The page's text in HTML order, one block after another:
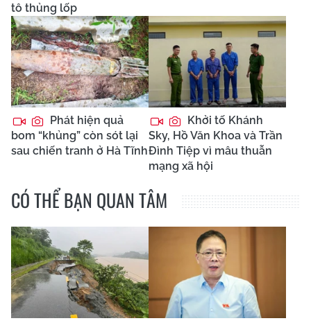
tô thủng lốp
Phát hiện quả
bom “khủng” còn sót lại
sau chiến tranh ở Hà Tĩnh
Khởi tố Khánh
Sky, Hồ Văn Khoa và Trần
Đình Tiệp vì mâu thuẫn
mạng xã hội
CÓ THỂ BẠN QUAN TÂM